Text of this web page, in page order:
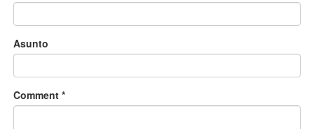
Asunto
Comment *